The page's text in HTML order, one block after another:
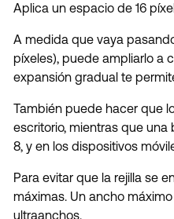
Aplica un espacio de 16
A medida que vaya
píxeles), puede ampliarlo a
expansión gradual te
También puede hacer que
escritorio, mientras que
8, y en los dispositivos
Para evitar que la rejilla se
máximas. Un ancho
ultraanchos.